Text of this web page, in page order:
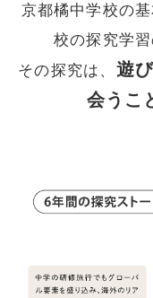
京都橘中学校の
校の探究学
その探究は、 遊
会うこ